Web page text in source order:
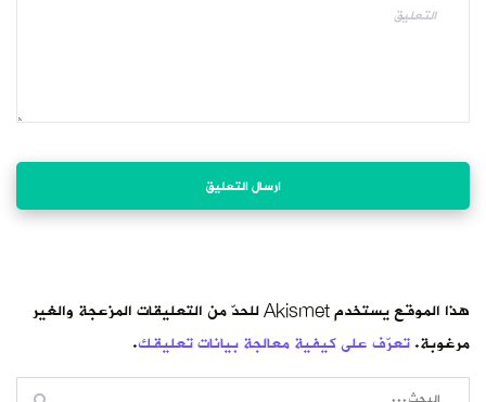
هذا الموقع يستخدم Akismet للحدّ من التعليقات المزعجة والغير
مرغوبة.تعرّف على كيفية معالجة بيانات تعليقك.